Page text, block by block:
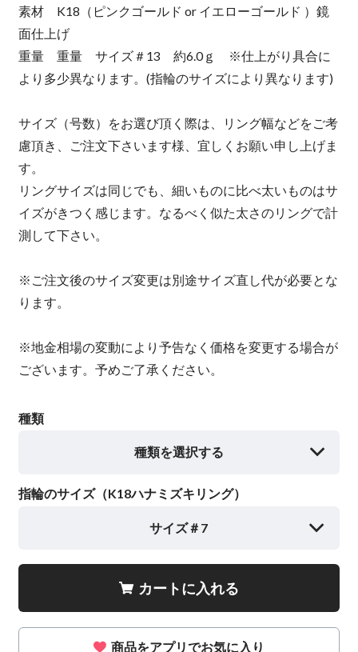
素材 K18（ピンクゴールド or イエローゴールド ）鏡
面仕上げ
重量 重量 サイズ＃13 約6.0ｇ ※仕上がり具合に
より多少異なります。(指輪のサイズにより異なります)
サイズ（号数）をお選び頂く際は、リング幅などをご考
慮頂き、ご注文下さいます様、宜しくお願い申し上げま
す。
リングサイズは同じでも、細いものに比べ太いものはサ
イズがきつく感じます。なるべく似た太さのリングで計
測して下さい。
※ご注文後のサイズ変更は別途サイズ直し代が必要とな
ります。
※地金相場の変動により予告なく価格を変更する場合が
ございます。予めご了承ください。
種類
種類を選択する
指輪のサイズ（K18ハナミズキリング）
サイズ＃7
カートに入れる
商品をアプリでお気に入り